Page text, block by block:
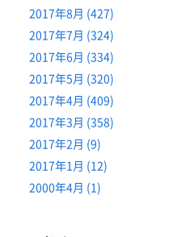
2017年8月 (427)
2017年7月 (324)
2017年6月 (334)
2017年5月 (320)
2017年4月 (409)
2017年3月 (358)
2017年2月 (9)
2017年1月 (12)
2000年4月 (1)